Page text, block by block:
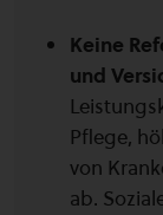
Keine
und
Pflege,
von
ab.